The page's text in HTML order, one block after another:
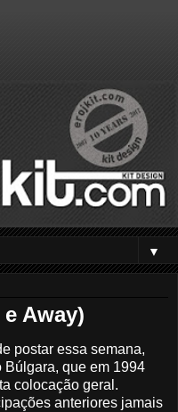
▼
Away)
postar essa semana,
que em 1994
colocação geral.
anteriores jamais